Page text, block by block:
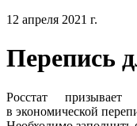
12 апреля 2021 г.
Перепись
Росстат
в экономической